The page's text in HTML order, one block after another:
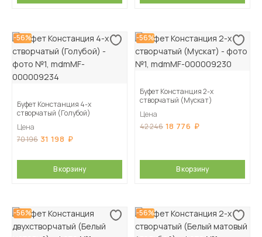
-56%
Буфет Констанция 4-х
створчатый (Голубой)
Цена
70 196 31 198
В корзину
-56%
Буфет Констанция 2-х
створчатый (Мускат)
Цена
42 246 18 776
В корзину
-56% -56%